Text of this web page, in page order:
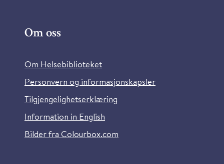
Om oss
Om Helsebiblioteket
Personvern og informasjonskapsler
Tilgjengelighetserklæring
Information in English
Bilder fra Colourbox.com